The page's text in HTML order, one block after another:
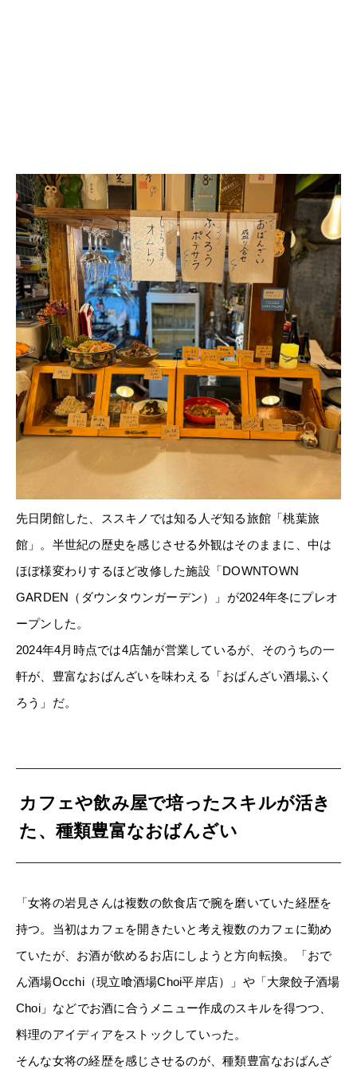
先日閉館した、ススキノでは知る人ぞ知る旅館「桃葉旅
館」。半世紀の歴史を感じさせる外観はそのままに、中は
ほぼ様変わりするほど改修した施設「DOWNTOWN
GARDEN（ダウンタウンガーデン）」が2024年冬にプレオ
ープンした。
2024年4月時点では4店舗が営業しているが、そのうちの一
軒が、豊富なおばんざいを味わえる「おばんざい酒場ふく
ろう」だ。
カフェや飲み屋で培ったスキルが活き
た、種類豊富なおばんざい
「女将の岩見さんは複数の飲食店で腕を磨いていた経歴を
持つ。当初はカフェを開きたいと考え複数のカフェに勤め
ていたが、お酒が飲めるお店にしようと方向転換。「おで
ん酒場Occhi（現立喰酒場Choi平岸店）」や「大衆餃子酒場
Choi」などでお酒に合うメニュー作成のスキルを得つつ、
料理のアイディアをストックしていった。
そんな女将の経歴を感じさせるのが、種類豊富なおばんざ